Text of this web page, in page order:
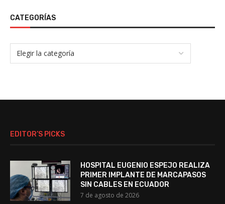
CATEGORÍAS
EDITOR’S PICKS
HOSPITAL EUGENIO ESPEJO REALIZA
PRIMER IMPLANTE DE MARCAPASOS
SIN CABLES EN ECUADOR
7 de agosto de 2026